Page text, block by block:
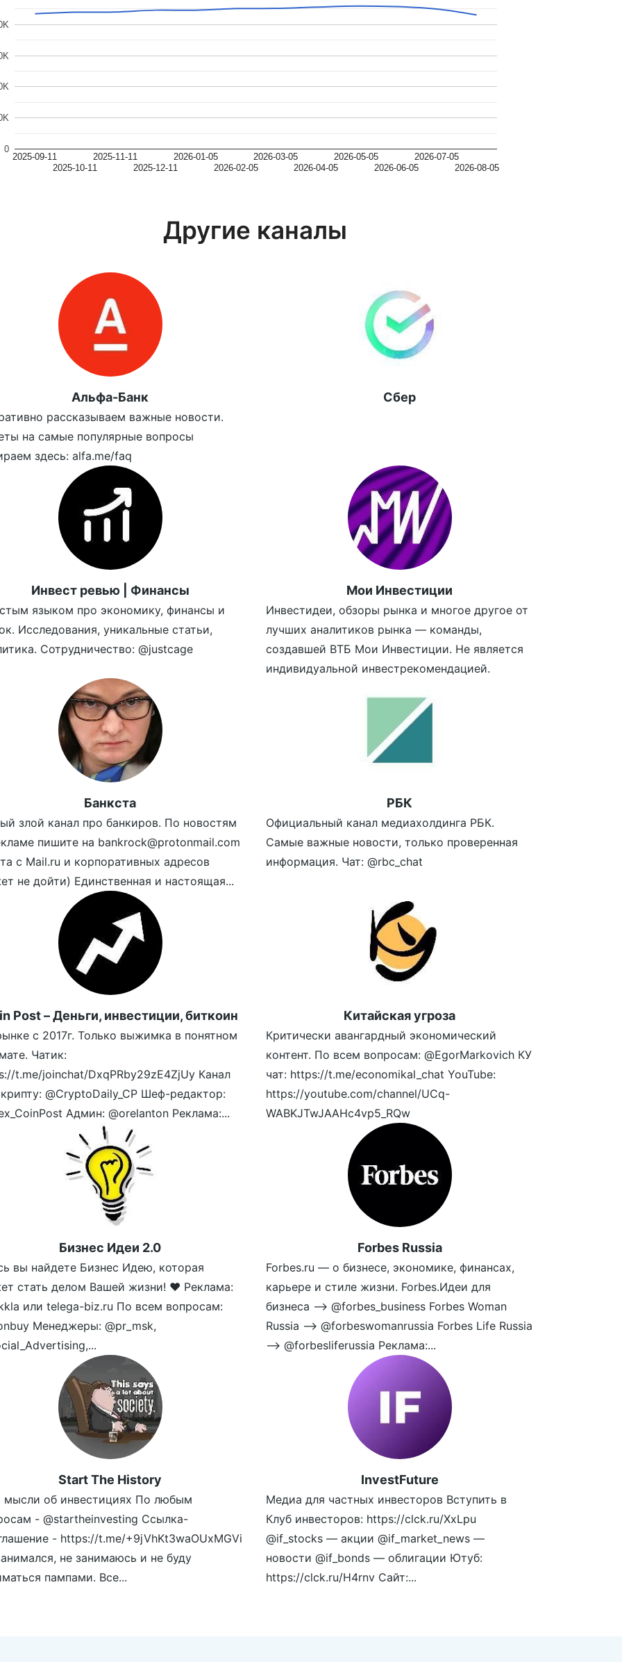
2025-09-11
2025-10-11
2025-11-11
2025-12-11
2026-01-05
2026-02-05
2026-03-05
2026-04-05
2026-05-05
2026-06-05
2026-07-05
2026-08-05
0
Другие каналы
Альфа-Банк
рассказываем важные новости.
на самые популярные вопросы
здесь: alfa.me/faq
Сбер
Инвест ревью | Финансы
языком про экономику, финансы и
Исследования, уникальные статьи,
Сотрудничество: @justcage
Мои Инвестиции
Инвестидеи, обзоры рынка и многое другое от
лучших аналитиков рынка — команды,
создавшей ВТБ Мои Инвестиции. Не является
индивидуальной инвестрекомендацией.
Банкста
злой канал про банкиров. По новостям
пишите на bankrock@protonmail.com
с Mail.ru и корпоративных адресов
не дойти) Единственная и настоящая...
РБК
Официальный канал медиахолдинга РБК.
Самые важные новости, только проверенная
информация. Чат: @rbc_chat
Post – Деньги, инвестиции, биткоин
с 2017г. Только выжимка в понятном
Чатик:
t.me/joinchat/DxqPRby29zE4ZjUy Канал
@CryptoDaily_CP Шеф-редактор:
Админ: @orelanton Реклама:...
Китайская угроза
Критически авангардный экономический
контент. По всем вопросам: @EgorMarkovich КУ
чат: https://t.me/economikal_chat YouTube:
https://youtube.com/channel/UCq-
WABKJTwJAAHc4vp5_RQw
Бизнес Идеи 2.0
вы найдете Бизнес Идею, которая
стать делом Вашей жизни! ❤️ Реклама:
или telega-biz.ru По всем вопросам:
Менеджеры: @pr_msk,
Forbes Russia
Forbes.ru — о бизнесе, экономике, финансах,
карьере и стиле жизни. Forbes.Идеи для
бизнеса —> @forbes_business Forbes Woman
Russia —> @forbeswomanrussia Forbes Life Russia
—> @forbesliferussia Реклама:...
Start The History
об инвестициях По любым
- @startheinvesting Ссылка-
- https://t.me/+9jVhKt3waOUxMGVi
не занимаюсь и не буду
пампами. Все...
InvestFuture
Медиа для частных инвесторов Вступить в
Клуб инвесторов: https://clck.ru/XxLpu
@if_stocks — акции @if_market_news —
новости @if_bonds — облигации Ютуб:
https://clck.ru/H4rnv Сайт:...